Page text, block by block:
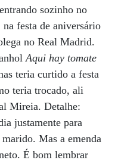
sozinho no
festa de aniversário
no Real Madrid.
Aqui hay tomate
teria curtido a festa
teria trocado, ali
Mireia. Detalhe:
justamente para
Mas a emenda
É bom lembrar